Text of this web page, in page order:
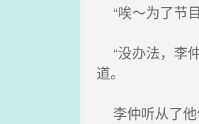
“唉～为了节
“没办法，李
道。
李仲听从了他